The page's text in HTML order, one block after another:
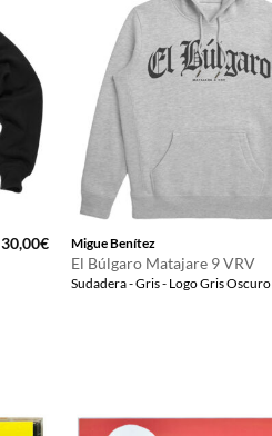
30,00€ Migue Benítez
El Búlgaro Matajare 9 VRV
Sudadera - Gris - Logo Gris Oscuro